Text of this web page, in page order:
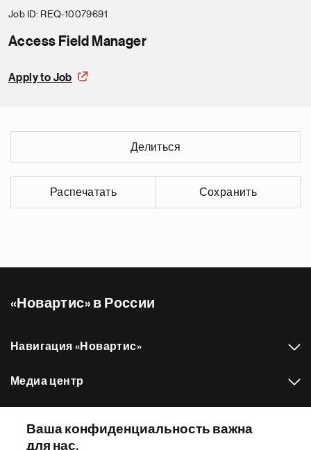
Job ID REQ-10079691
Access Field Manager
Apply to Job
Делиться
Распечатать Сохранить
«Новартис» в России
Навигация «Новартис»
Медиа центр
Ваша конфиденциальность важна
для нас.